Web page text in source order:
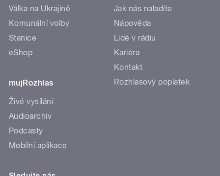
Válka na Ukrajině
Komunální volby
Stanice
eShop
mujRozhlas
Živé vysílání
Audioarchiv
Podcasty
Mobilní aplikace
Jak nás naladíte
Nápověda
Lidé v rádiu
Kariéra
Kontakt
Rozhlasový poplatek